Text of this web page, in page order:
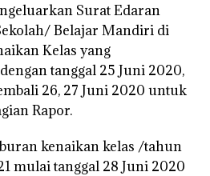
Surat Edaran
Belajar Mandiri di
Kelas yang
tanggal 25 Juni 2020,
26, 27 Juni 2020 untuk
Rapor.
kenaikan kelas /tahun
mulai tanggal 28 Juni 2020